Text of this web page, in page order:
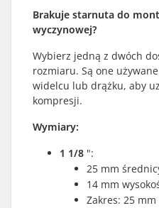
Brakuje starnuta do
wyczynowej?
Wybierz jedną z dwóch
rozmiaru. Są one
widelcu lub drążku, aby
kompresji.
Wymiary:
1 1/8 ":
25 mm
14 mm
Zakres: 25